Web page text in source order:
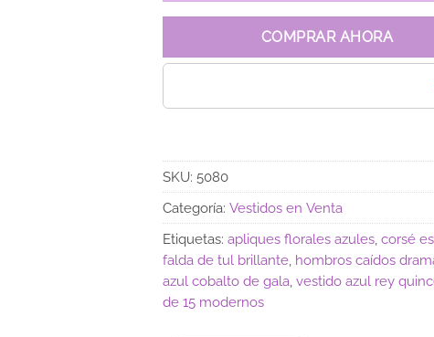
COMPRAR AHORA
SKU: 5080
Categoría: Vestidos en Venta
Etiquetas: apliques florales azules corsé
falda de tul brillante hombros caídos
azul cobalto de gala vestido azul rey
de 15 modernos